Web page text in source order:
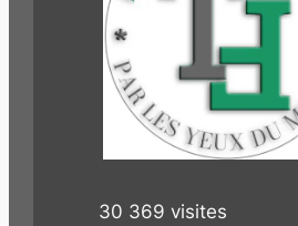
30 369 visites